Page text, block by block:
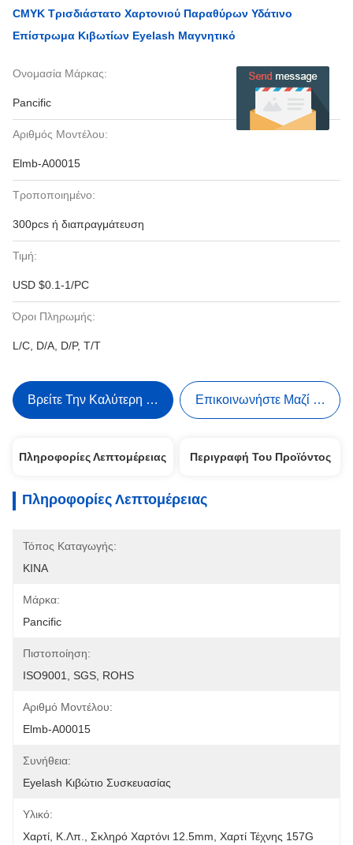
CMYK Τρισδιάστατο Χαρτονιού Παραθύρων Υδάτινο
Επίστρωμα Κιβωτίων Eyelash Μαγνητικό
Ονομασία Μάρκας:
Pancific
Αριθμός Μοντέλου:
Elmb-A00015
Τροποποιημένο:
300pcs ή διαπραγμάτευση
Τιμή:
USD $0.1-1/PC
Όροι Πληρωμής:
L/C, D/A, D/P, T/T
Βρείτε Την Καλύτερη Τιμή Επικοινωνήστε Μαζί Μας
Πληροφορίες Λεπτομέρειας Περιγραφή Του Προϊόντος
Πληροφορίες Λεπτομέρειας
Τόπος Καταγωγής:
ΚΙΝΑ
Μάρκα:
Pancific
Πιστοποίηση:
ISO9001, SGS, ROHS
Αριθμό Μοντέλου:
Elmb-A00015
Συνήθεια:
Eyelash Κιβώτιο Συσκευασίας
Υλικό:
Χαρτί, Κ.λπ., Σκληρό Χαρτόνι 12.5mm, Χαρτί Τέχνης 157G